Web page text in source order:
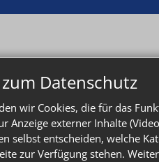
Datenschutz
wir Cookies, die für das
externer Inhalte
entscheiden, welche
zur Verfügung stehen.